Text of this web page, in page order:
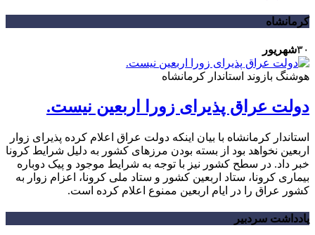
کرمانشاه
۳۰شهریور
هوشنگ بازوند استاندار کرمانشاه
دولت عراق پذیرای زورا اربعین نیست.
استاندار کرمانشاه با بیان اینکه دولت عراق اعلام کرده پذیرای زوار
اربعین نخواهد بود از بسته بودن مرزهای کشور به دلیل شرایط کرونا
خبر داد. در سطح کشور نیز با توجه به شرایط موجود و پیک دوباره
بیماری کرونا، ستاد اربعین کشور و ستاد ملی کرونا، اعزام زوار به
کشور عراق را در ایام اربعین ممنوع اعلام کرده است.
یادداشت سردبیر